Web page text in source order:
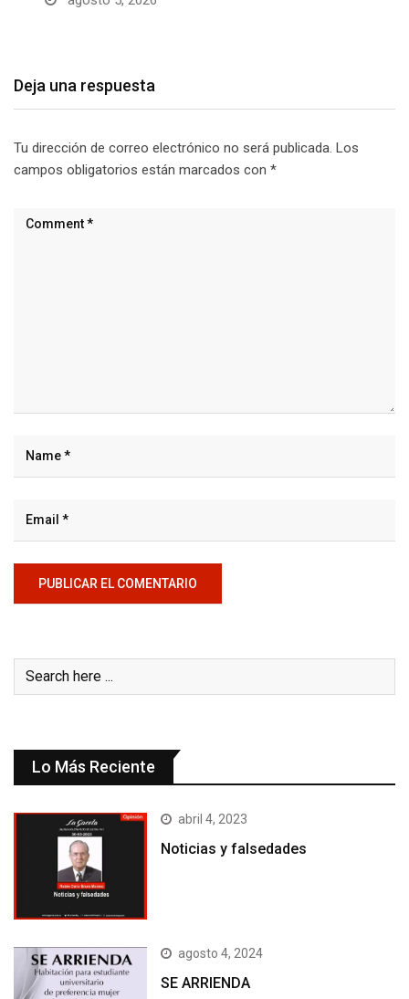
Deja una respuesta
Tu dirección de correo electrónico no será publicada. Los
campos obligatorios están marcados con *
Lo Más Reciente
abril 4, 2023
Noticias y falsedades
agosto 4, 2024
SE ARRIENDA